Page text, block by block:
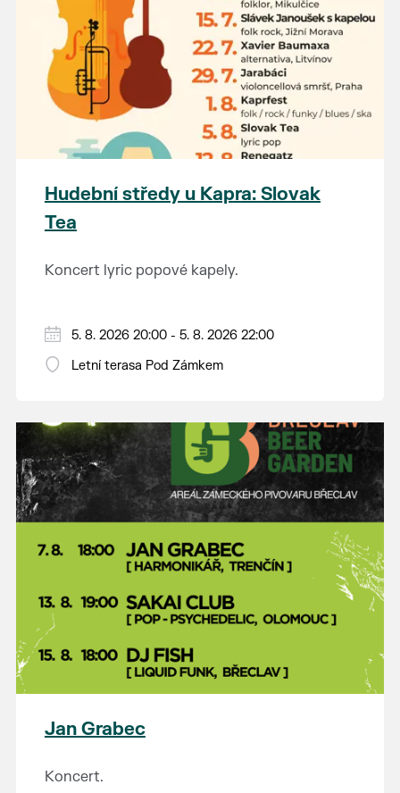
Hudební středy u Kapra: Slovak
Tea
Koncert lyric popové kapely.
5. 8. 2026 20:00 - 5. 8. 2026 22:00
Letní terasa Pod Zámkem
Jan Grabec
Koncert.